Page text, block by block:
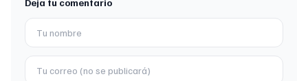
Deja tu comentario